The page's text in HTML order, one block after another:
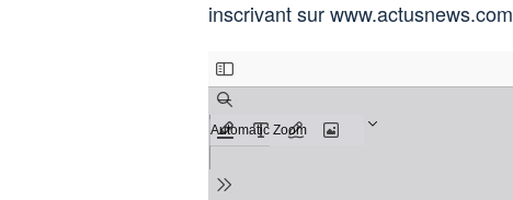
inscrivant sur www.actusnews.com